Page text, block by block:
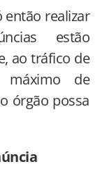
então realizar
estão
ao tráfico de
de
órgão possa